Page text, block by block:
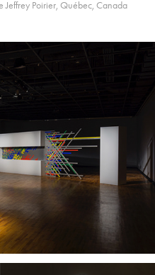
Poirier, Québec, Canada